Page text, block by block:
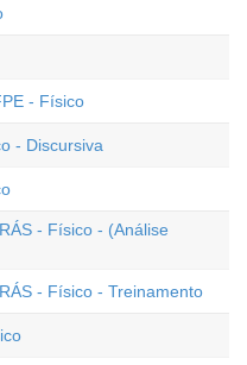
- Físico
- Discursiva
- Físico - (Análise
- Físico - Treinamento